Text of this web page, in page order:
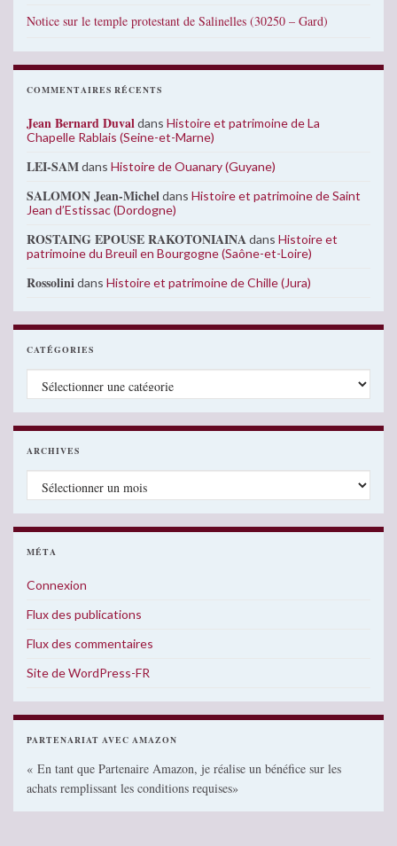
Notice sur le temple protestant de Salinelles (30250 – Gard)
COMMENTAIRES RÉCENTS
Jean Bernard Duvaldans Histoire et patrimoine de La
Chapelle Rablais (Seine-et-Marne)
LEI-SAMdans Histoire de Ouanary (Guyane)
SALOMON Jean-Micheldans Histoire et patrimoine de Saint
Jean d’Estissac (Dordogne)
ROSTAING EPOUSE RAKOTONIAINAdans Histoire et
patrimoine du Breuil en Bourgogne (Saône-et-Loire)
Rossolinidans Histoire et patrimoine de Chille (Jura)
CATÉGORIES
Catégories
ARCHIVES
Archives
MÉTA
Connexion
Flux des publications
Flux des commentaires
Site de WordPress-FR
PARTENARIAT AVEC AMAZON
« En tant que Partenaire Amazon, je réalise un bénéfice sur les
achats remplissant les conditions requises»